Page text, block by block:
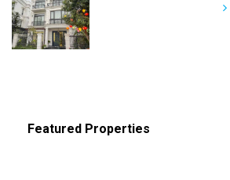
Featured Properties